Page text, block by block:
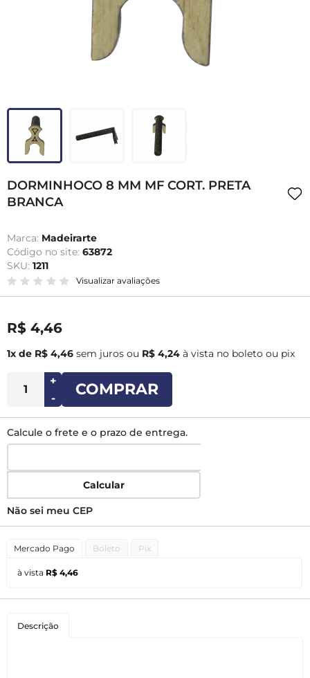
DORMINHOCO 8 MM MF CORT. PRETA
BRANCA
Marca: Madeirarte
Código no site: 63872
SKU: 1211
Visualizar avaliações
R$ 4,46
1x de R$ 4,46 sem juros ou R$ 4,24 à vista no boleto ou pix
+
-
COMPRAR
Calcule o frete e o prazo de entrega.
Calcular
Não sei meu CEP
Mercado Pago Boleto Pix
à vista R$ 4,46
Descrição